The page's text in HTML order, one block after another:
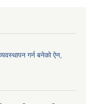
गर्न बनेको ऐन,